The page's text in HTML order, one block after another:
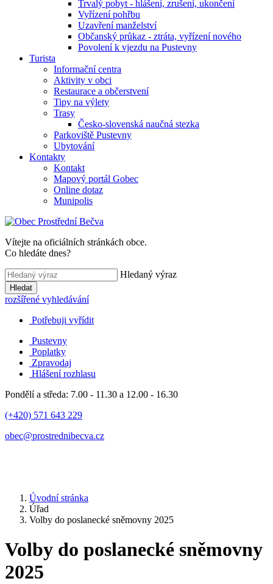
Trvalý pobyt - hlášení, zrušení, ukončení
Vyřízení pohřbu
Uzavření manželství
Občanský průkaz - ztráta, vyřízení nového
Povolení k vjezdu na Pustevny
Turista
Informační centra
Aktivity v obci
Restaurace a občerstvení
Tipy na výlety
Trasy
Česko-slovenská naučná stezka
Parkoviště Pustevny
Ubytování
Kontakty
Kontakt
Mapový portál Gobec
Online dotaz
Munipolis
Vítejte na oficiálních stránkách obce.
Co hledáte dnes?
Hledaný výraz
Hledat
rozšířené vyhledávání
Potřebuji vyřídit
Pustevny
Poplatky
Zpravodaj
Hlášení rozhlasu
Pondělí a středa: 7.00 - 11.30 a 12.00 - 16.30
(+420) 571 643 229
obec@prostrednibecva.cz
Úvodní stránka
Úřad
Volby do poslanecké sněmovny 2025
Volby do poslanecké sněmovny
2025